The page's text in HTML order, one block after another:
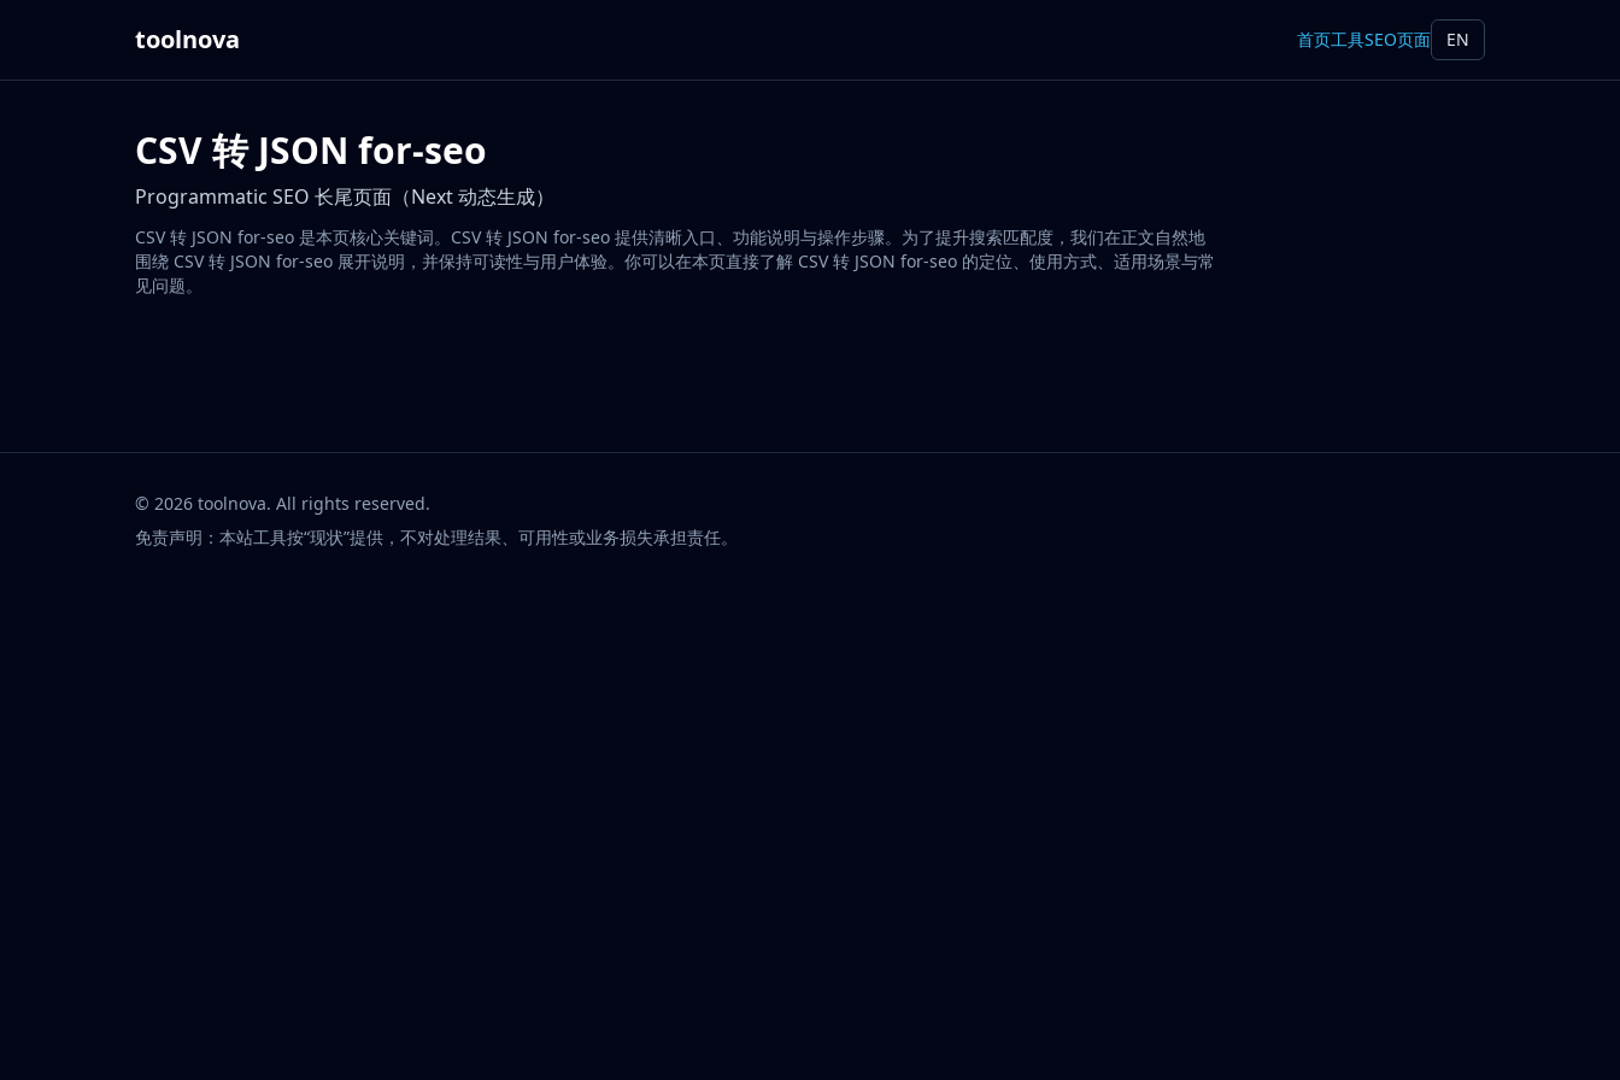
toolnova 首页工具SEO页面 EN
CSV 转 JSON for-seo
Programmatic SEO 长尾页面（Next 动态生成）
CSV 转 JSON for-seo 是本页核心关键词。CSV 转 JSON for-seo 提供清晰入口、功能说明与操作步骤。为了提升搜索匹配度，我们在正文自然地
围绕 CSV 转 JSON for-seo 展开说明，并保持可读性与用户体验。你可以在本页直接了解 CSV 转 JSON for-seo 的定位、使用方式、适用场景与常
见问题。
© 2026 toolnova. All rights reserved.
免责声明：本站工具按“现状”提供，不对处理结果、可用性或业务损失承担责任。